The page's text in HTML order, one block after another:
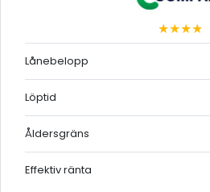
★★★★
Lånebelopp
Löptid
Åldersgräns
Effektiv ränta